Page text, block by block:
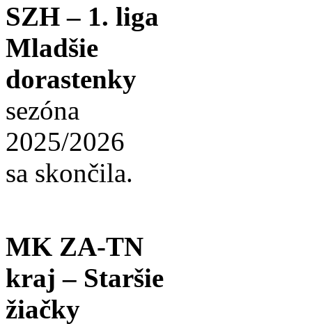
SZH – 1. liga
Mladšie
dorastenky
sezóna
2025/2026
sa skončila.
MK ZA-TN
kraj – Staršie
žiačky